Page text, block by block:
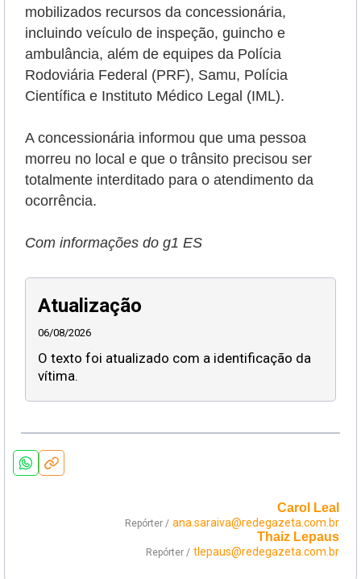
mobilizados recursos da concessionária,
incluindo veículo de inspeção, guincho e
ambulância, além de equipes da Polícia
Rodoviária Federal (PRF), Samu, Polícia
Científica e Instituto Médico Legal (IML).
A concessionária informou que uma pessoa
morreu no local e que o trânsito precisou ser
totalmente interditado para o atendimento da
ocorrência.
Com informações do g1 ES
Atualização
06/08/2026
O texto foi atualizado com a identificação da
vítima.
Carol Leal
Repórter / ana.saraiva@redegazeta.com.br
Thaiz Lepaus
Repórter / tlepaus@redegazeta.com.br